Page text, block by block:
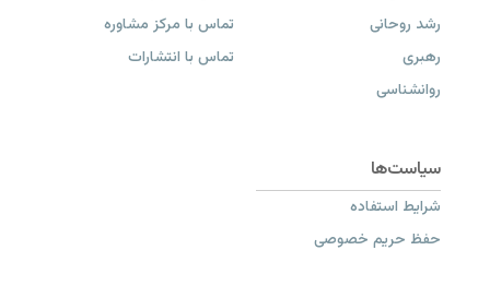
رشد روحانی
رهبری
روانشناسی
تماس با مرکز مشاوره
تماس با انتشارات
شرایط استفاده
حفظ حریم خصوصی